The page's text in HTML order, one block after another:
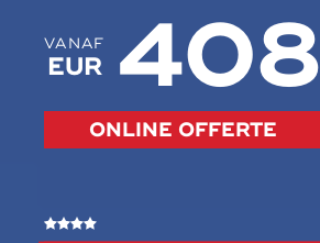
VANAF
EUR 408
ONLINE OFFERTE